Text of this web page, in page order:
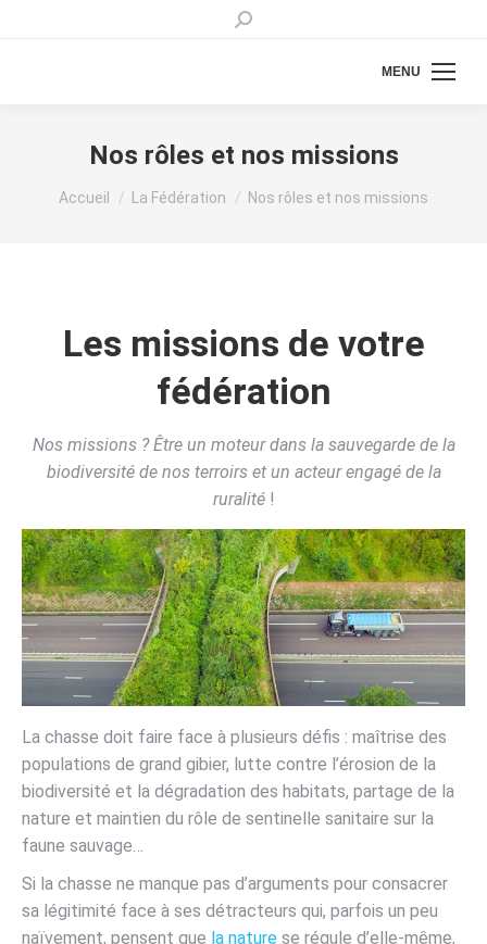
Recherche
MENU
Nos rôles et nos missions
Vous êtes ici :
Accueil La Fédération Nos rôles et nos missions
Les missions de votre
fédération
Nos missions ? Être un moteur dans la sauvegarde de la
biodiversité de nos terroirs et un acteur engagé de la
ruralité!
La chasse doit faire face à plusieurs défis : maîtrise des
populations de grand gibier, lutte contre l’érosion de la
biodiversité et la dégradation des habitats, partage de la
nature et maintien du rôle de sentinelle sanitaire sur la
faune sauvage…
Si la chasse ne manque pas d’arguments pour consacrer
sa légitimité face à ses détracteurs qui, parfois un peu
naïvement, pensent que la nature se régule d’elle-même,